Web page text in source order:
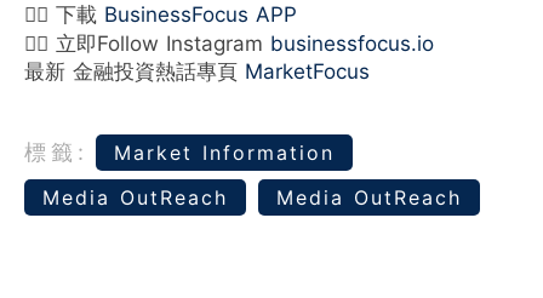
👉🏻 下載 BusinessFocus APP
👉🏻 立即Follow Instagram businessfocus.io
最新 金融投資熱話專頁 MarketFocus
標籤:
Market Information
Media OutReach
Media OutReach